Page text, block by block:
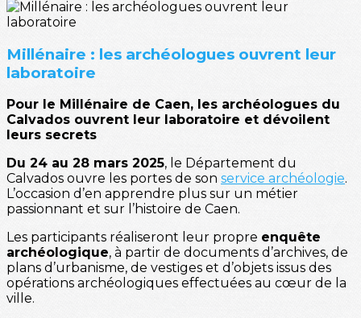
Millénaire : les archéologues ouvrent leur
laboratoire
Pour le Millénaire de Caen, les archéologues du
Calvados ouvrent leur laboratoire et dévoilent
leurs secrets
Du 24 au 28 mars 2025, le Département du
Calvados ouvre les portes de son service archéologie.
L’occasion d’en apprendre plus sur un métier
passionnant et sur l’histoire de Caen.
Les participants réaliseront leur propre enquête
archéologique, à partir de documents d’archives, de
plans d’urbanisme, de vestiges et d’objets issus des
opérations archéologiques effectuées au cœur de la
ville.